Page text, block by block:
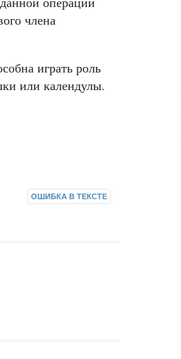
члена
играть роль
или календулы.
ОШИБКА В ТЕКСТЕ